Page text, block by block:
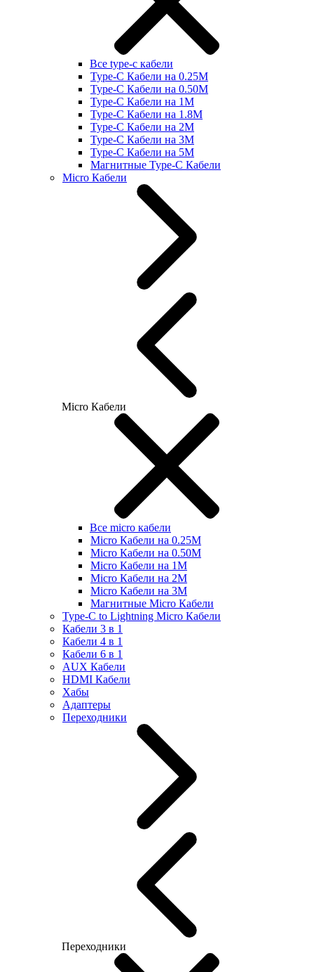
Все type-c кабели
Type-C Кабели на 0.25М
Type-C Кабели на 0.50М
Type-C Кабели на 1М
Type-C Кабели на 1.8М
Type-C Кабели на 2М
Type-C Кабели на 3М
Type-C Кабели на 5М
Магнитные Type-C Кабели
Micro Кабели
Micro Кабели
Все micro кабели
Micro Кабели на 0.25М
Micro Кабели на 0.50М
Micro Кабели на 1М
Micro Кабели на 2М
Micro Кабели на 3М
Магнитные Micro Кабели
Type-C to Lightning Micro Кабели
Кабели 3 в 1
Кабели 4 в 1
Кабели 6 в 1
AUX Кабели
HDMI Кабели
Хабы
Адаптеры
Переходники
Переходники